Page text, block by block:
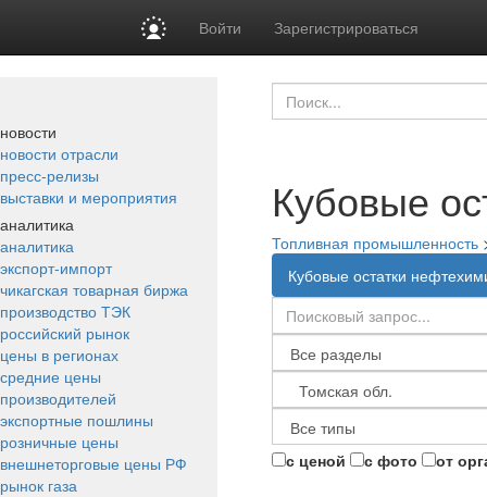
Войти Зарегистрироваться
новости
новости отрасли
пресс-релизы
выставки и мероприятия
аналитика
аналитика
экспорт-импорт
чикагская товарная биржа
производство ТЭК
российский рынок
цены в регионах
средние цены
производителей
экспортные пошлины
розничные цены
внешнеторговые цены РФ
рынок газа
Кубовые
Топливная промышленность
Кубовые остатки
с ценой с фото от